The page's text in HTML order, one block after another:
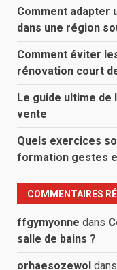
Comment adapter
dans une région
Comment éviter
rénovation court
Le guide ultime
vente
Quels exercices
formation gestes
COMMENTAIRES
ffgymyonne dans
salle de bains ?
orhaesozewol dans